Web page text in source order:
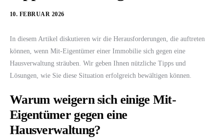
10. FEBRUAR 2026
In diesem Artikel diskutieren wir die Herausforderungen, die auftreten
können, wenn Mit-Eigentümer einer Immobilie sich gegen eine
Hausverwaltung sträuben. Wir geben Ihnen nützliche Tipps und
Lösungen, wie Sie diese Situation erfolgreich bewältigen können.
Warum weigern sich einige Mit-
Eigentümer gegen eine
Hausverwaltung?